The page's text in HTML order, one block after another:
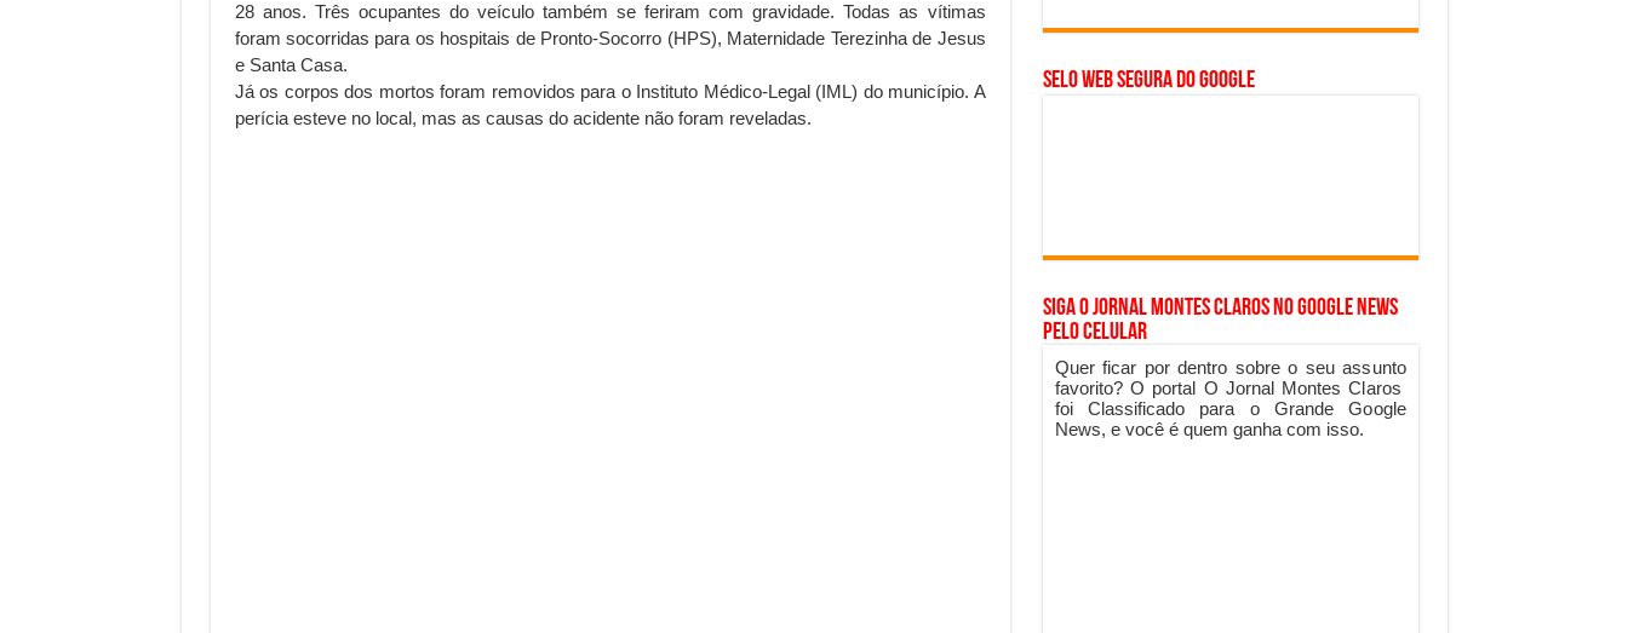
28 anos. Três ocupantes do veículo também se feriram com gravidade. Todas as vítimas
foram socorridas para os hospitais de Pronto-Socorro (HPS), Maternidade Terezinha de Jesus
e Santa Casa.
Já os corpos dos mortos foram removidos para o Instituto Médico-Legal (IML) do município. A
perícia esteve no local, mas as causas do acidente não foram reveladas.
SELO WEB SEGURA do GOOGLE
Siga o Jornal Montes Claros no Google News
pelo Celular
Quer ficar por dentro sobre o seu assunto
favorito? O portal O Jornal Montes Claros
foi Classificado para o Grande Google
News, e você é quem ganha com isso.